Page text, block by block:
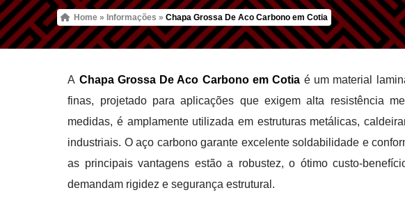
Home »Informações »Chapa Grossa De Aco Carbono em Cotia
A Chapa Grossa De Aco Carbono em Cotia é um material
finas, projetado para aplicações que exigem alta resistência
medidas, é amplamente utilizada em estruturas metálicas,
industriais. O aço carbono garante excelente soldabilidade e
as principais vantagens estão a robustez, o ótimo custo-
demandam rigidez e segurança estrutural.